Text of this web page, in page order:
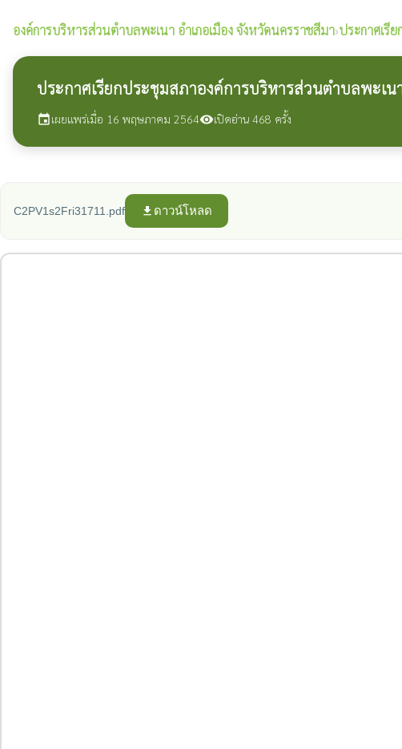
องค์การบริหารส่วนตำบลพะเนา อำเภอเมือง จังหวัดนครราชสีมา›ประกาศเรี
ประกาศเรียกประชุมสภาองค์การบริหารส่วนตำบลพะเ
eventเผยแพร่เมื่อ 16 พฤษภาคม 2564visibilityเปิดอ่าน 468 ครั้ง
C2PV1s2Fri31711.pdf file_download ดาวน์โหลด